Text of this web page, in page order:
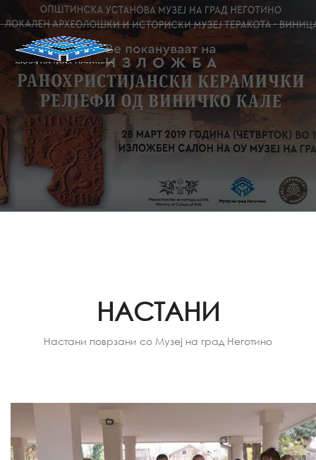
НАСТАНИ
Настани поврзани со Музеј на град Неготино